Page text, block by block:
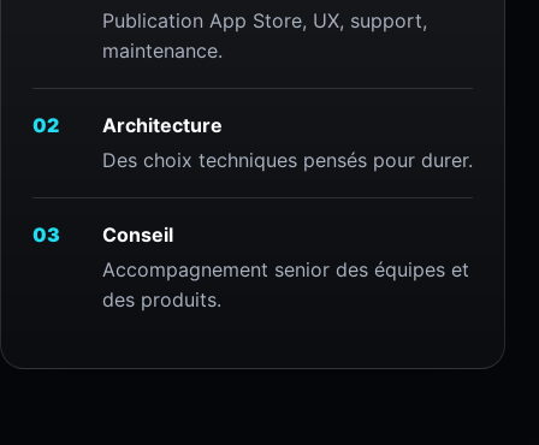
Publication App Store, UX, support,
maintenance.
02
Architecture
Des choix techniques pensés pour durer.
03
Conseil
Accompagnement senior des équipes et
des produits.